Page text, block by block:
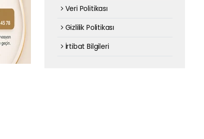
Veri Politikası
Gizlilik Politikası
İrtibat Bilgileri